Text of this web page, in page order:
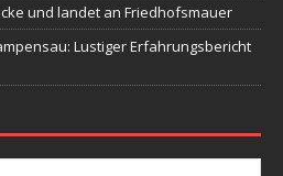
und landet an Friedhofsmauer
Lustiger Erfahrungsbericht